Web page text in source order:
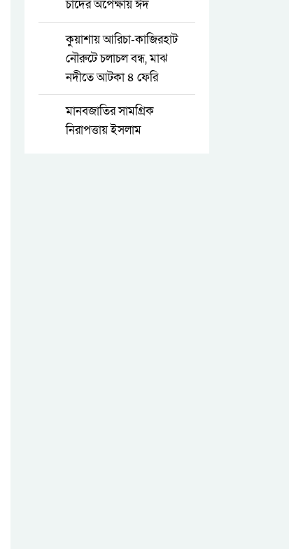
চাঁদের অপেক্ষায় ঈদ
কুয়াশায় আরিচা-কাজিরহাট
নৌরুটে চলাচল বন্ধ, মাঝ
নদীতে আটকা ৪ ফেরি
মানবজাতির সামগ্রিক
নিরাপত্তায় ইসলাম